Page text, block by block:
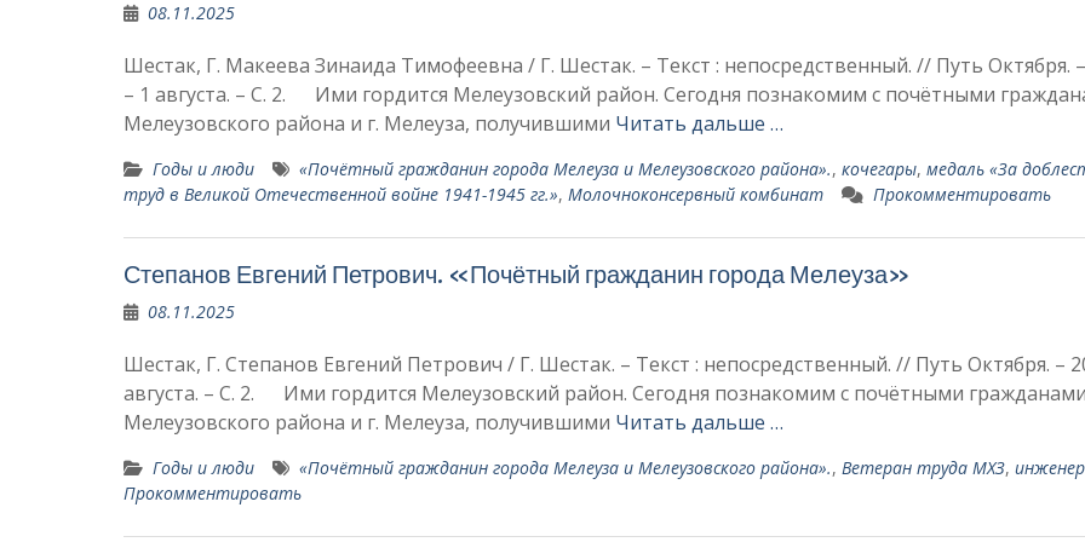
08.11.2025
Шестак, Г. Макеева Зинаида Тимофеевна / Г. Шестак. – Текст : непосредственный. // Путь Октября.
– 1 августа. – С. 2. Ими гордится Мелеузовский район. Сегодня познакомим с почётными
Мелеузовского района и г. Мелеуза, получившими Читать дальше …
Годы и люди «Почётный гражда­нин города Мелеуза и Мелеузовского района»., кочегары, медаль «За
труд в Великой Отечественной войне 1941-1945 гг.», Молочноконсервный комбинат Прокомментировать
Степанов Евгений Петрович. «Почётный гражданин города Ме­леуза»
08.11.2025
Шестак, Г. Степанов Евгений Петрович / Г. Шестак. – Текст : непосредственный. // Путь Октября. –
августа. – С. 2. Ими гордится Мелеузовский район. Сегодня познакомим с почётными
Мелеузовского района и г. Мелеуза, получившими Читать дальше …
Годы и люди «Почётный гражда­нин города Мелеуза и Мелеузовского района»., Ве­теран труда МХЗ,
Прокомментировать